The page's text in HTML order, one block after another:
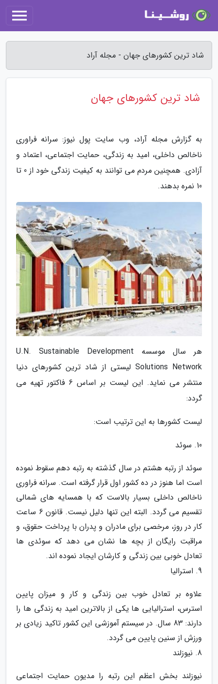
شاد ترین کشورهای جهان - مجله آراد
شاد ترین کشورهای جهان
به گزارش مجله آراد، وب سایت پول نیوز: سرانه فراوری
ناخالص داخلی، امید به زندگی، حمایت اجتماعی، اعتماد و
آزادی. همچنین مردم می توانند به کیفیت زندگی خود از 0 تا
10 نمره بدهند.
هر سال موسسه U.N. Sustainable Development
Solutions Network لیستی از شاد ترین کشورهای دنیا
منتشر می نماید. این لیست بر اساس 6 فاکتور تهیه می
گردد:
لیست کشورها به این ترتیب است:
10. سوئد
سوئد از رتبه هشتم در سال گذشته به رتبه دهم سقوط نموده
است اما هنوز در ده کشور اول قرار گرفته است. سرانه فراوری
ناخالص داخلی بسیار بالاست که با همسایه های شمالی
تقسیم می گردد. البته این تنها دلیل نیست. قانون 6 ساعت
کار در روز، مرخصی برای مادران و پدران با پرداخت حقوق، و
مراقبت رایگان از بچه ها نشان می دهد که سوئدی ها
تعادل خوبی بین زندگی و کارشان ایجاد نموده اند.
9. استرالیا
علاوه بر تعادل خوب بین زندگی و کار و میزان پایین
استرس، استرالیایی ها یکی از بالاترین امید به زندگی ها را
دارند: 83 سال. در سیستم آموزشی این کشور تاکید زیادی بر
ورزش از سنین پایین می گردد.
8. نیوزلند
نیوزلند بخش اعظم این رتبه را مدیون حمایت اجتماعی